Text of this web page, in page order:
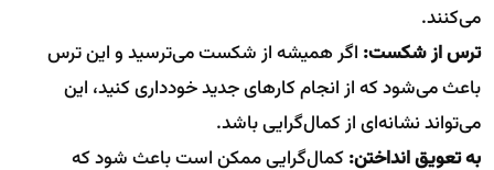
می‌کنند.
ترس از شکست: اگر همیشه از شکست می‌ترسید و این ترس
باعث می‌شود که از انجام کارهای جدید خودداری کنید، این
می‌تواند نشانه‌ای از کمال‌گرایی باشد.
به تعویق انداختن:کمال‌گرایی ممکن است باعث شود که